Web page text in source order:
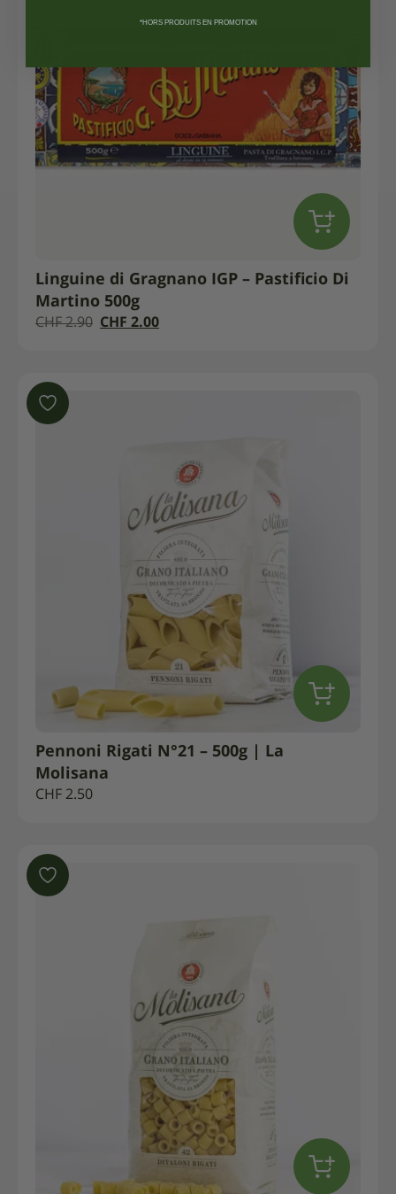
Linguine di Gragnano IGP – Pastificio Di
Martino 500g
CHF2.90 Le
CHF 2.00Le
Pennoni Rigati N°21 – 500g | La
Molisana
CHF 2.50
*HORS PRODUITS EN PROMOTION